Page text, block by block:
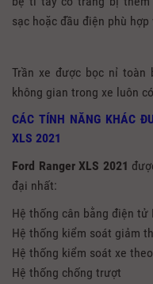
sạc hoặc đầu điện phù
Trần xe được bọc nỉ toàn
không gian trong xe luôn
CÁC TÍNH NĂNG KHÁC
XLS 2021
Ford Ranger XLS 2021
đại nhất:
Hệ thống cân bằng điện tử
Hệ thống kiểm soát giảm
Hệ thống kiểm soát xe
Hệ thống chống trượt